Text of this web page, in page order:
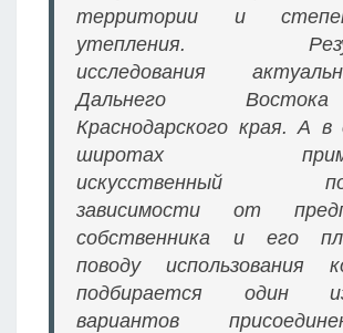
территории и
утепления.
исследования
Дальнего
Краснодарского края. А в
широтах
искусственный
зависимости от
собственника и его
поводу использования
подбирается один
вариантов